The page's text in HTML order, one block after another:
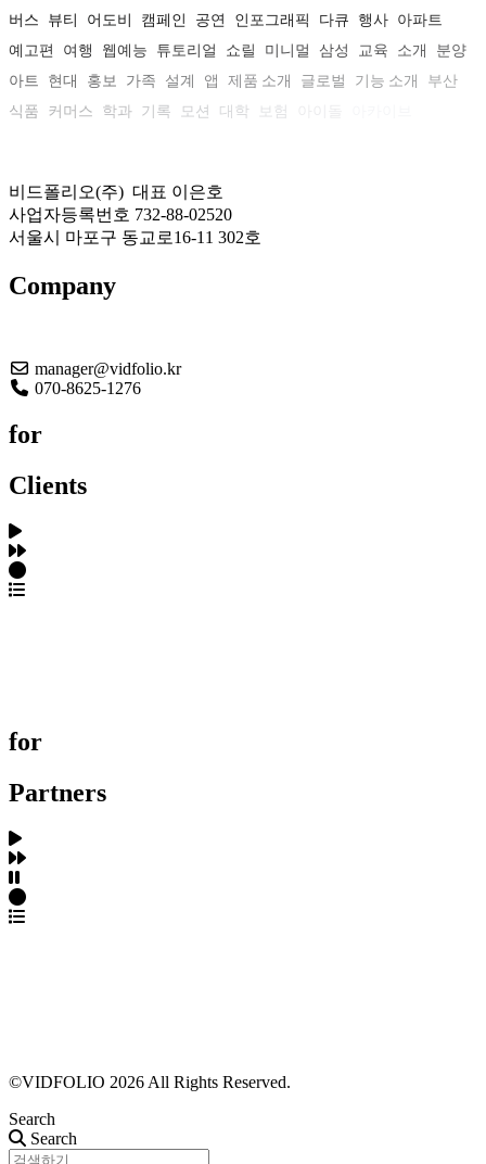
버스
뷰티 어도비 캠페인 공연 인포그래픽 다큐 행사 아파트
예고편
여행 웹예능 튜토리얼 쇼릴 미니멀 삼성 교육 소개
분양
아트
현대 홍보 가족 설계 앱 제품 소개 글로벌 기능 소개
부산
식품
커머스 학과 기록 모션 대학 보험
비드폴리오(주) 대표 이은호
사업자등록번호 732-88-02520
서울시 마포구 동교로16-11 302호
Company
manager@vidfolio.kr
070-8625-1276
for
Clients
for
Partners
©VIDFOLIO 2026 All Rights Reserved.
Search
Search